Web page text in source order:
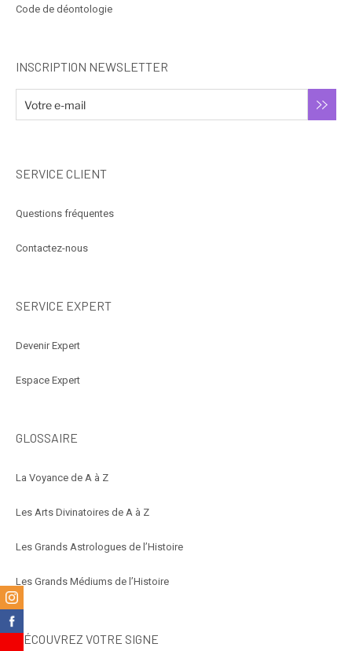
Code de déontologie
INSCRIPTION NEWSLETTER
SERVICE CLIENT
Questions fréquentes
Contactez-nous
SERVICE EXPERT
Devenir Expert
Espace Expert
GLOSSAIRE
La Voyance de A à Z
Les Arts Divinatoires de A à Z
Les Grands Astrologues de l’Histoire
Les Grands Médiums de l’Histoire
DÉCOUVREZ VOTRE SIGNE